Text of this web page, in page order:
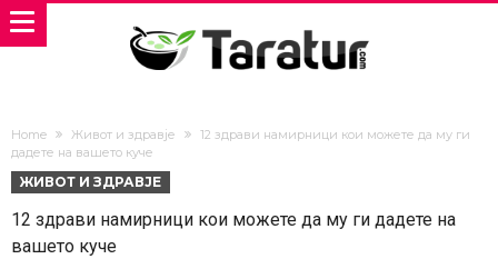
Home Живот и здравје
12 здрави намирници кои можете да му ги
дадете на вашето куче
ЖИВОТ И ЗДРАВЈЕ
12 здрави намирници кои можете да му ги дадете на
вашето куче